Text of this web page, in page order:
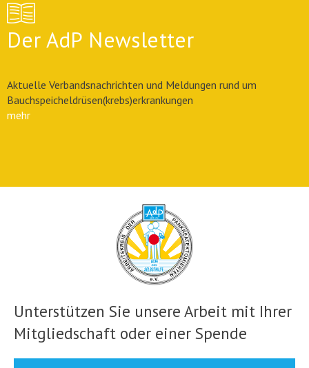
Der AdP Newsletter
Aktuelle Verbandsnachrichten und Meldungen rund um
Bauchspeicheldrüsen(krebs)erkrankungen
mehr
Unterstützen Sie unsere Arbeit mit Ihrer
Mitgliedschaft oder einer Spende